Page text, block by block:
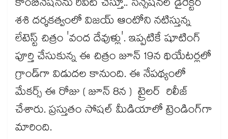
కాంబినేషన్‌ను రిపీట్ చేస్తూ.. సెన్సేషనల్ డైరెక్టర్
శశి దర్శకత్వంలో విజయ్ ఆంటోని నటిస్తున్న
లేటెస్ట్ చిత్రం 'వంద దేవుళ్లు'. ఇప్పటికే షూటింగ్
పూర్తి చేసుకున్న ఈ చిత్రం జూన్ 19న థియేటర్లలో
గ్రాండ్‌గా విడుదల కానుంది. ఈ నేపథ్యంలో
మేకర్స్ ఈ రోజు ( జూన్ 8న ) ట్రైలర్ రిలీజ్
చేశారు. ప్రస్తుతం సోషల్ మీడియాలో ట్రెండింగ్‌గా
మారింది.